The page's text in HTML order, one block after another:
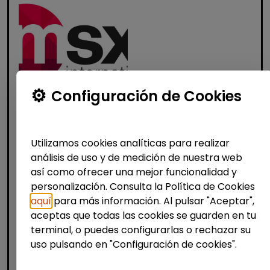
Administración, Finanzas y Gestión
Consultor/a de automoción
(Barcelona)
MSX Internacional| España(Barcelona)
MSX International Group es el proveedor
líder mundial de soluciones comerciales
externalizadas para la industria automotriz
y opera en más de 80 países. La amplia
experienc...
Configuración de Cookies
Utilizamos cookies analíticas para realizar
análisis de uso y de medición de nuestra web
así como ofrecer una mejor funcionalidad y
personalización. Consulta la Política de Cookies
aquí para más información. Al pulsar "Aceptar",
aceptas que todas las cookies se guarden en tu
terminal, o puedes configurarlas o rechazar su
uso pulsando en "Configuración de cookies".